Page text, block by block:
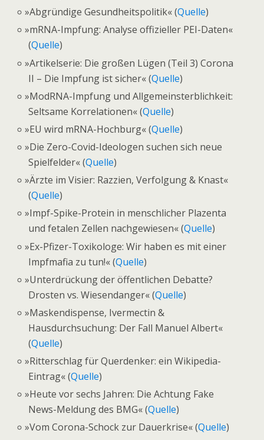
»Abgründige Gesundheitspolitik« (Quelle)
»mRNA-Impfung: Analyse offizieller PEI-Daten«
(Quelle)
»Artikelserie: Die großen Lügen (Teil 3) Corona
II – Die Impfung ist sicher« (Quelle)
»ModRNA-Impfung und Allgemeinsterblichkeit:
Seltsame Korrelationen« (Quelle)
»EU wird mRNA-Hochburg« (Quelle)
»Die Zero-Covid-Ideologen suchen sich neue
Spielfelder« (Quelle)
»Ärzte im Visier: Razzien, Verfolgung & Knast«
(Quelle)
»Impf-Spike-Protein in menschlicher Plazenta
und fetalen Zellen nachgewiesen« (Quelle)
»Ex-Pfizer-Toxikologe: Wir haben es mit einer
Impfmafia zu tun!« (Quelle)
»Unterdrückung der öffentlichen Debatte?
Drosten vs. Wiesendanger« (Quelle)
»Maskendispense, Ivermectin &
Hausdurchsuchung: Der Fall Manuel Albert«
(Quelle)
»Ritterschlag für Querdenker: ein Wikipedia-
Eintrag« (Quelle)
»Heute vor sechs Jahren: Die Achtung Fake
News-Meldung des BMG« (Quelle)
»Vom Corona-Schock zur Dauerkrise« (Quelle)